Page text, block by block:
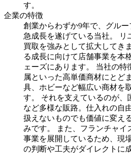
す。
企業の特徴
創業からわずか9年で、グルー
急成長を遂げている当社。
リ
買取を強みとして拡大してき
る成長に向けて店舗事業を本
ェーズにあります。
当社の特
属といった高単価商材にとど
具、ホビーなど幅広い商材を
す。
それを支えているのが、
など多様な販路。仕入れの自
扱えないものでも価値に変え
みです。
また、フランチャイ
事業を展開しているため、現
の判断や工夫がダイレクトに